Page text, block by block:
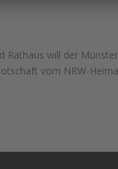
Rathaus will der
vom NRW-